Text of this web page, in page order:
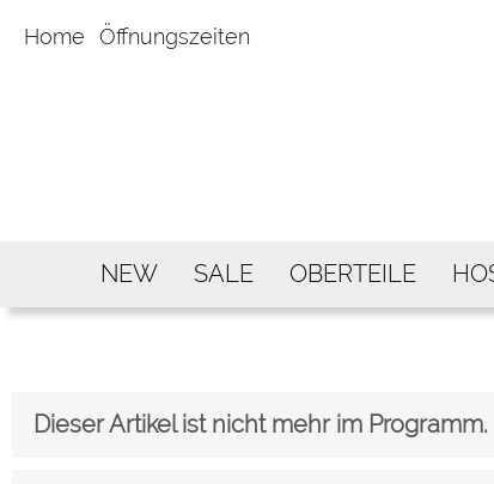
Home Öffnungszeiten
NEW SALE OBERTEILE
Dieser Artikel ist nicht mehr im Programm.